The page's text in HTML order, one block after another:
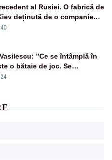
al Rusiei. O fabrică de
deținută de o companie
de o rachetă
”Ce se întâmplă în
o bătaie de joc. Se
extraordinar de prost”